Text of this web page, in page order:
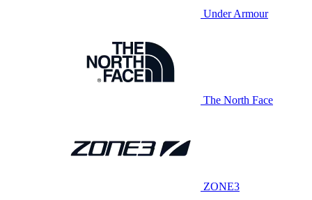
Under Armour
The North Face
ZONE3